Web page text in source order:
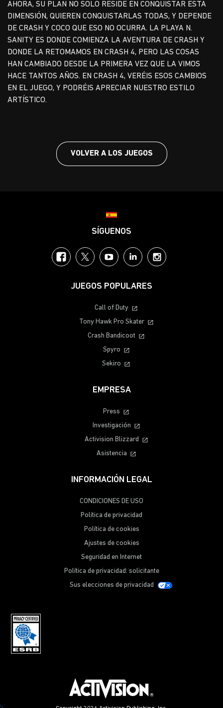
AHORA, SU PLAN NO SOLO RESIDE EN CONQUISTAR ESTA
DIMENSIÓN, QUIEREN CONQUISTARLAS TODAS, Y DEPENDE
DE CRASH Y COCO QUE ESO NO OCURRA. LA PLAYA N.
SANITY ES DONDE COMIENZA LA AVENTURA DE CRASH Y
DONDE LA RETOMAMOS EN CRASH 4, PERO LAS COSAS
HAN CAMBIADO DESDE LA PRIMERA VEZ QUE LA VIMOS
HACE TANTOS AÑOS. EN CRASH 4, VERÉIS ESOS CAMBIOS
EN EL JUEGO, Y PODRÉIS APRECIAR NUESTRO ESTILO
ARTÍSTICO.
VOLVER A LOS JUEGOS
SÍGUENOS
FacebookTwitter YouTubeLinkedIn
JUEGOS POPULARES
Call of Duty
Tony Hawk Pro Skater
Crash Bandicoot
Spyro
Sekiro
EMPRESA
Press
Investigación
Activision Blizzard
Asistencia
INFORMACIÓN LEGAL
CONDICIONES DE USO
Política de privacidad
Política de cookies
Ajustes de cookies
Seguridad en Internet
Política de privacidad: solicitante
Sus elecciones de privacidad
Choose your region